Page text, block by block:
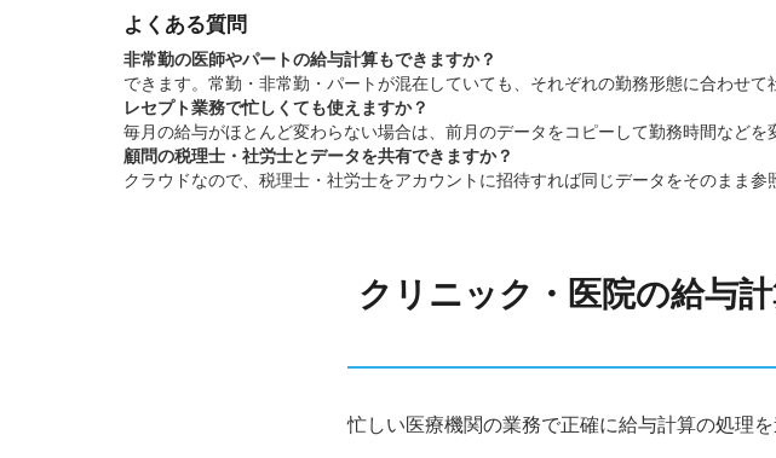
よくある質問
非常勤の医師やパートの給与計算もできますか？
できます。常勤・非常勤・パートが混在していても、それぞれの勤務形態に合わせて
レセプト業務で忙しくても使えますか？
毎月の給与がほとんど変わらない場合は、前月のデータをコピーして勤務時間などを
顧問の税理士・社労士とデータを共有できますか？
クラウドなので、税理士・社労士をアカウントに招待すれば同じデータをそのまま参
クリニック・医院の給与
忙しい医療機関の業務で正確に給与計算の処理